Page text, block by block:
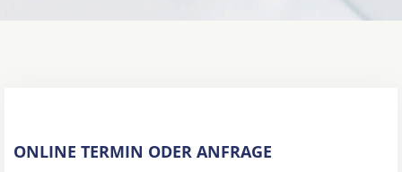
ONLINE TERMIN ODER ANFRAGE